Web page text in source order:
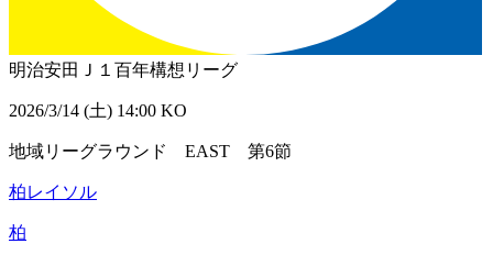
明治安田Ｊ１百年構想リーグ
2026/3/14 (土) 14:00 KO
地域リーグラウンド EAST 第6節
柏レイソル
柏